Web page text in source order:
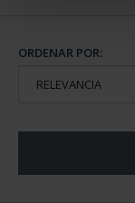
ORDENAR POR: